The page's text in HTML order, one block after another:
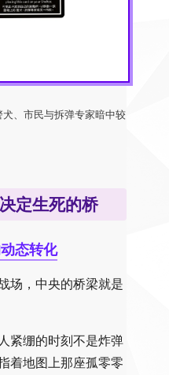
、市民与拆弹专家暗中较
定生死的桥
态转化
场，中央的桥梁就是
紧绷的时刻不是炸弹
着地图上那座孤零零